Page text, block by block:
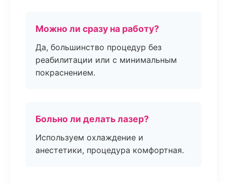
Можно ли сразу на работу?
Да, большинство процедур без
реабилитации или с минимальным
покраснением.
Больно ли делать лазер?
Используем охлаждение и
анестетики, процедура комфортная.